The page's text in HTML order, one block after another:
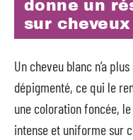
donne un
sur
Un cheveu blanc n’a
dépigmenté, ce qui le
une coloration foncée,
intense et uniforme sur